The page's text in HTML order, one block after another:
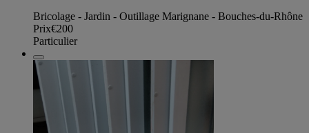
Bricolage - Jardin - Outillage Marignane - Bouches-du-Rhône
Prix€200
Particulier